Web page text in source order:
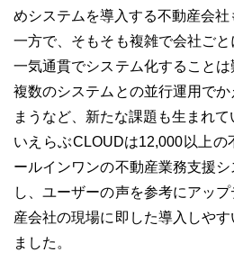
03-
めシステムを導入する不動産会社
一方で、そもそも複雑で会社ご
一気通貫でシステム化すること
複数のシステムとの並行運用で
まうなど、新たな課題も生まれて
いえらぶCLOUDは12,000以上の
ールインワンの不動産業務支援
し、ユーザーの声を参考にアッ
産会社の現場に即した導入しや
ました。